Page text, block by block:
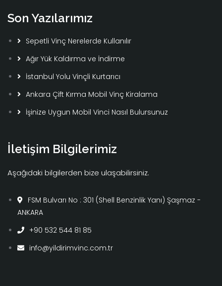
Son Yazılarımız
Sepetli Vinç Nerelerde Kullanılır
Ağır Yük Kaldırma ve İndirme
İstanbul Yolu Vinçli Kurtarıcı
Ankara Çift Kırma Mobil Vinç Kiralama
İşinize Uygun Mobil Vinci Nasıl Bulursunuz
İletişim Bilgilerimiz
Aşağıdaki bilgilerden bize ulaşabilirsiniz.
FSM Bulvarı No : 301 (Shell Benzinlik Yanı) Şaşmaz -
ANKARA
+90 532 544 81 85
info@yildirimvinc.com.tr